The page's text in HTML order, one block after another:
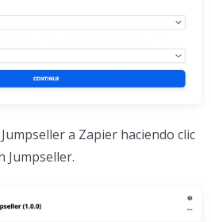
a Zapier haciendo clic
Jumpseller.